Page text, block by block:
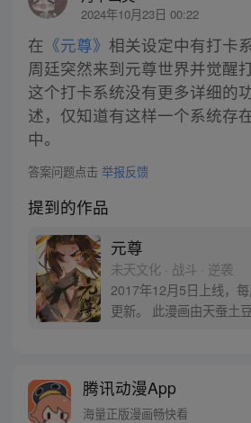
2024年10月23日 00:22
在 《元尊》 相关设定中有打卡
周廷突然来到元尊世界并觉醒
这个打卡系统没有更多详细的
述，仅知道有这样一个系统存
中。
答案问题点击 举报反馈
提到的作品
元尊
未天文化 · 战斗 · 逆袭
2017年12月5日上线，
更新。 此漫画由天蚕土
腾讯动漫App
海量正版漫画畅快看